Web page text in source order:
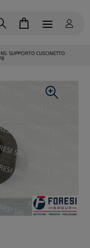
SUPPORTO CUSCINETTO